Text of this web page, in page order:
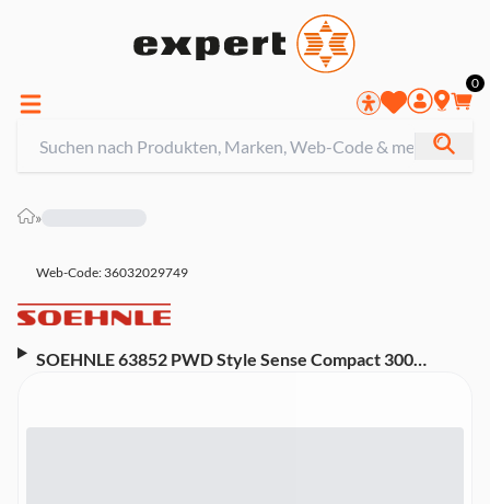
0
»
Web-Code: 36032029749
SOEHNLE 63852 PWD Style Sense Compact 300
extraflaches Design, Tragkraft 180 kg, Teilung 100 g,